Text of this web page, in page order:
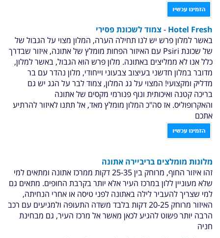
Hotel Fresh
-צמוד לשכונת פסירי
באשר למלון פרש יש לנו תחילה הערה, המלון מצוי על הגבול של
של שכונת
Psiri עם האיזור הפחות מומלץ של אתונה, איזור שבדרך
כלל אנו לא ממליצים באתונה. מלון פרש הוא הגבול, באשר למלון,
מדובר במלון חדשני בעיצוב צבעוני וייחודי, מלון נהדר עם בר
מדליק ומקצועי! המצוי על גג המלון, צמוד לבר על הגג יש גם
בריכה קטנה ואיכותית ונוף פנורמי מקסים של אתונה
והאקרופוליס. אז סה"כ המלון מומלץ מאד, אל תתנו לאיזור להרתיע
אתכם
מלונות מומלצים בריביירה אתונה
זהו איזור החוף, מרוחק בין 25-35 דקות ממרכז אתונה ומתאים למי
שלא מעוניין ללון במרכז העיר אלא יותר בקרבת החופים. מתאים גם
למי שצריך להעביר לילה באתונה לפני טיסה או אחרי הנחיתה,
האיזור מרוחק 20-25 דקות בלבד משדה התעופה ולמגיעים עם רכב
הרבה יותר פשוט להגיע לכאן מאשר אל מרכז העיר, גם מבחינת
חניה